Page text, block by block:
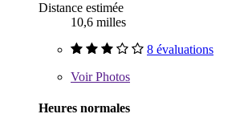
Distance estimée
10,6 milles
8 évaluations
VoirPhotos
Heures normales